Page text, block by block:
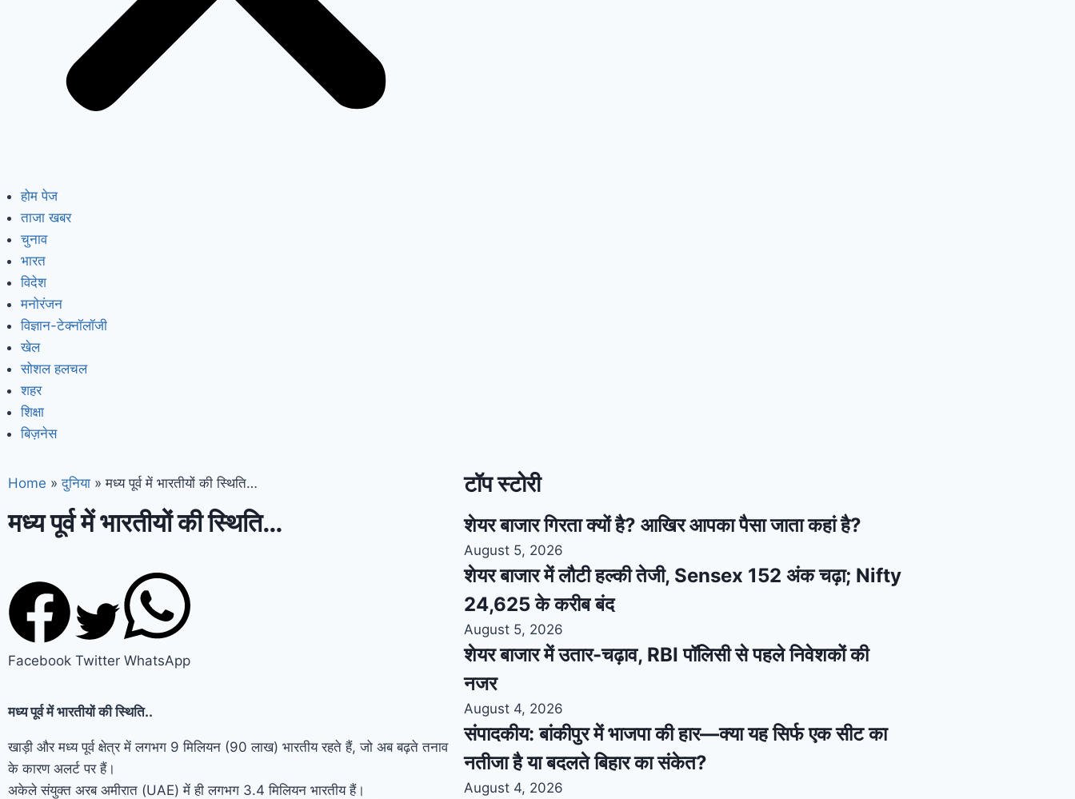
होम पेज
ताजा खबर
चुनाव
भारत
विदेश
मनोरंजन
विज्ञान-टेक्नॉलॉजी
खेल
सोशल हलचल
शहर
शिक्षा
बिज़नेस
Home » दुनिया » मध्य पूर्व में भारतीयों की स्थिति…
मध्य पूर्व में भारतीयों की स्थिति…
Facebook Twitter WhatsApp
मध्य पूर्व में भारतीयों की स्थिति..
खाड़ी और मध्य पूर्व क्षेत्र में लगभग 9 मिलियन (90 लाख) भारतीय रहते हैं, जो अब बढ़ते तनाव
के कारण अलर्ट पर हैं।
अकेले संयुक्त अरब अमीरात (UAE) में ही लगभग 3.4 मिलियन भारतीय हैं।
टॉप स्टोरी
शेयर बाजार गिरता क्यों है? आखिर आपका पैसा जाता कहां है?
August 5, 2026
शेयर बाजार में लौटी हल्की तेजी, Sensex 152 अंक चढ़ा; Nifty
24,625 के करीब बंद
August 5, 2026
शेयर बाजार में उतार-चढ़ाव, RBI पॉलिसी से पहले निवेशकों की
नजर
August 4, 2026
संपादकीय: बांकीपुर में भाजपा की हार—क्या यह सिर्फ एक सीट का
नतीजा है या बदलते बिहार का संकेत?
August 4, 2026